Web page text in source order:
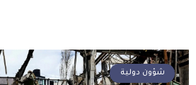
شؤون دولية